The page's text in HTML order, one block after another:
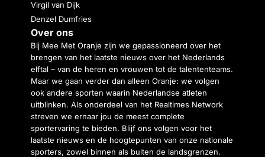
Virgil van Dijk
Denzel Dumfries
Over ons
Bij Mee Met Oranje zijn we gepassioneerd over het
brengen van het laatste nieuws over het Nederlands
elftal – van de heren en vrouwen tot de talententeams.
Maar we gaan verder dan alleen Oranje: we volgen
ook andere sporten waarin Nederlandse atleten
uitblinken. Als onderdeel van het Realtimes Network
streven we ernaar jou de meest complete
sportervaring te bieden. Blijf ons volgen voor het
laatste nieuws en de hoogtepunten van onze nationale
sporters, zowel binnen als buiten de landsgrenzen.